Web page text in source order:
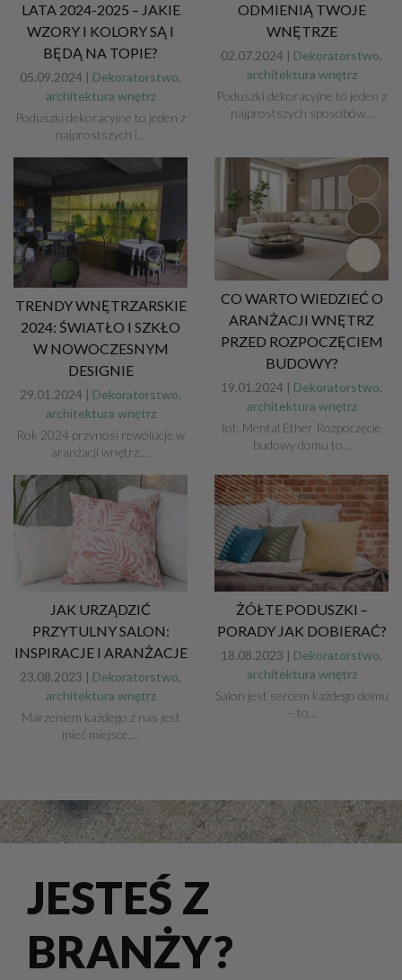
LATA 2024-2025 – JAKIE
WZORY I KOLORY SĄ I
BĘDĄ NA TOPIE?
05.09.2024 | Dekoratorstwo,
architektura wnętrz
Poduszki dekoracyjne to jeden z
najprostszych i...
ODMIENIĄ TWOJE
WNĘTRZE
02.07.2024 | Dekoratorstwo,
architektura wnętrz
Poduszki dekoracyjne to jeden z
najprostszych sposobów...
TRENDY WNĘTRZARSKIE
2024: ŚWIATŁO I SZKŁO
W NOWOCZESNYM
DESIGNIE
29.01.2024 | Dekoratorstwo,
architektura wnętrz
Rok 2024 przynosi rewolucję w
aranżacji wnętrz,...
CO WARTO WIEDZIEĆ O
ARANŻACJI WNĘTRZ
PRZED ROZPOCZĘCIEM
BUDOWY?
19.01.2024 | Dekoratorstwo,
architektura wnętrz
fot. Mental Ether Rozpoczęcie
budowy domu to...
JAK URZĄDZIĆ
PRZYTULNY SALON:
INSPIRACJE I ARANŻACJE
23.08.2023 | Dekoratorstwo,
architektura wnętrz
Marzeniem każdego z nas jest
mieć miejsce,...
ŻÓŁTE PODUSZKI –
PORADY JAK DOBIERAĆ?
18.08.2023 | Dekoratorstwo,
architektura wnętrz
Salon jest sercem każdego domu
– to...
JESTEŚ Z
BRANŻY?